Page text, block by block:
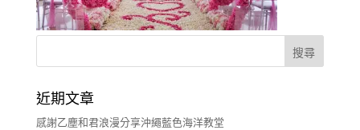
近期文章
感謝乙塵和君浪漫分享沖繩藍色海洋教堂